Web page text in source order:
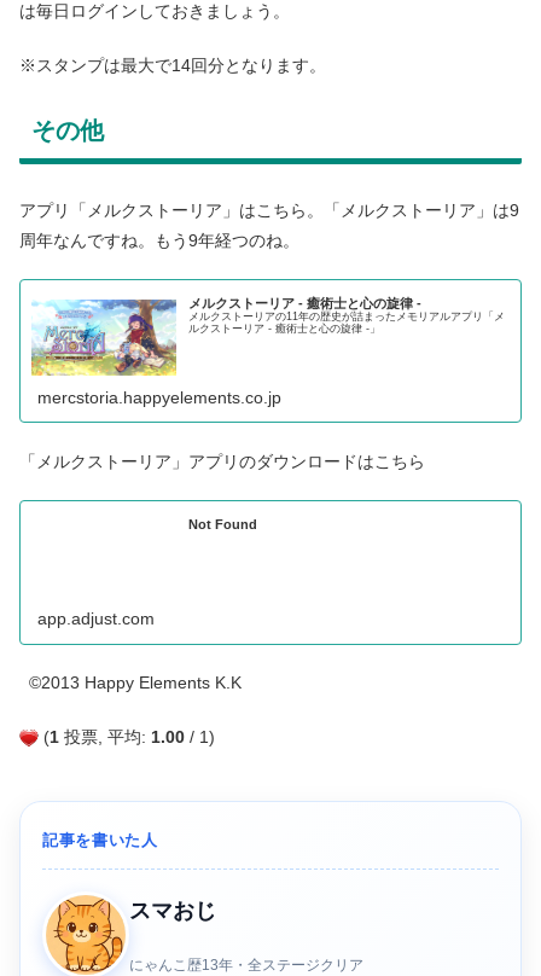
は毎日ログインしておきましょう。
※スタンプは最大で14回分となります。
その他
アプリ「メルクストーリア」はこちら。「メルクストーリア」は9
周年なんですね。もう9年経つのね。
メルクストーリア - 癒術士と心の旋律 -
メルクストーリアの11年の歴史が詰まったメモリアルアプリ「メ
ルクストーリア - 癒術士と心の旋律 -」
mercstoria.happyelements.co.jp
「メルクストーリア」アプリのダウンロードはこちら
Not Found
app.adjust.com
©2013 Happy Elements K.K
(1 投票, 平均: 1.00 / 1)
記事を書いた人
スマおじ
にゃんこ歴13年・全ステージクリア